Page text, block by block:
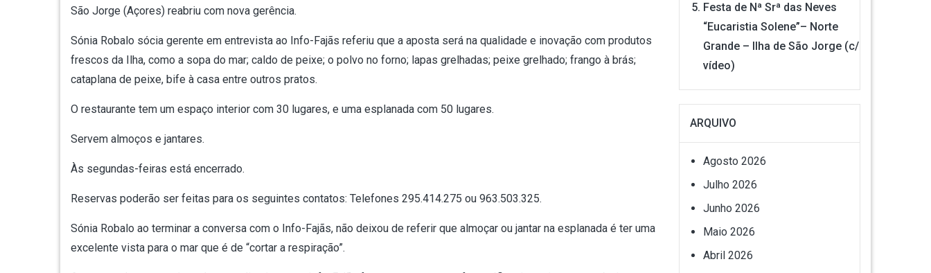
São Jorge (Açores) reabriu com nova gerência.
Sónia Robalo sócia gerente em entrevista ao Info-Fajãs referiu que a aposta será na qualidade e inovação com produtos
frescos da Ilha, como a sopa do mar; caldo de peixe; o polvo no forno; lapas grelhadas; peixe grelhado; frango à brás;
cataplana de peixe, bife à casa entre outros pratos.
O restaurante tem um espaço interior com 30 lugares, e uma esplanada com 50 lugares.
Servem almoços e jantares.
Às segundas-feiras está encerrado.
Reservas poderão ser feitas para os seguintes contatos: Telefones 295.414.275 ou 963.503.325.
Sónia Robalo ao terminar a conversa com o Info-Fajãs, não deixou de referir que almoçar ou jantar na esplanada é ter uma
excelente vista para o mar que é de “cortar a respiração”.
Festa de Nª Srª das Neves
“Eucaristia Solene”– Norte
Grande – Ilha de São Jorge (c/
vídeo)
ARQUIVO
Agosto 2026
Julho 2026
Junho 2026
Maio 2026
Abril 2026